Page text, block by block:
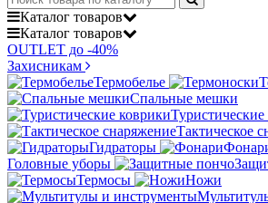
Каталог товаров
Каталог товаров
OUTLET до -40%
Захисникам
Термобелье
Спальные мешки
Тактическое
Гидраторы
Головные уборы
Термосы
Ножи